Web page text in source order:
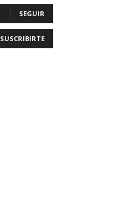
SEGUIR
SUSCRIBIRTE